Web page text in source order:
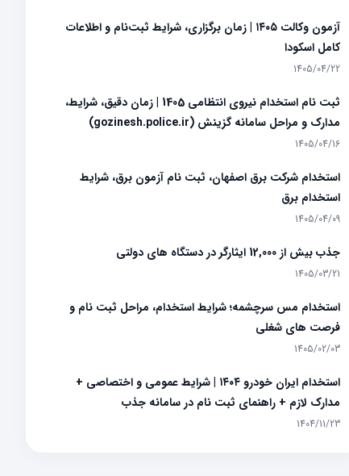
آزمون وکالت ۱۴۰۵ | زمان برگزاری، شرایط ثبت‌نام و اطلاعات
کامل اسکودا
1405/04/22
ثبت نام استخدام نیروی انتظامی 1405 | زمان دقیق، شرایط،
مدارک و مراحل سامانه گزینش (gozinesh.police.ir)
1405/04/16
استخدام شرکت برق اصفهان، ثبت نام آزمون برق، شرایط
استخدام برق
1405/04/09
جذب بیش از 12,000 ایثارگر در دستگاه های دولتی
1405/03/21
استخدام مس سرچشمه؛ شرایط استخدام، مراحل ثبت نام و
فرصت های شغلی
1405/02/03
استخدام ایران خودرو ۱۴۰۴ | شرایط عمومی و اختصاصی +
مدارک لازم + راهنمای ثبت نام در سامانه جذب
1404/11/23